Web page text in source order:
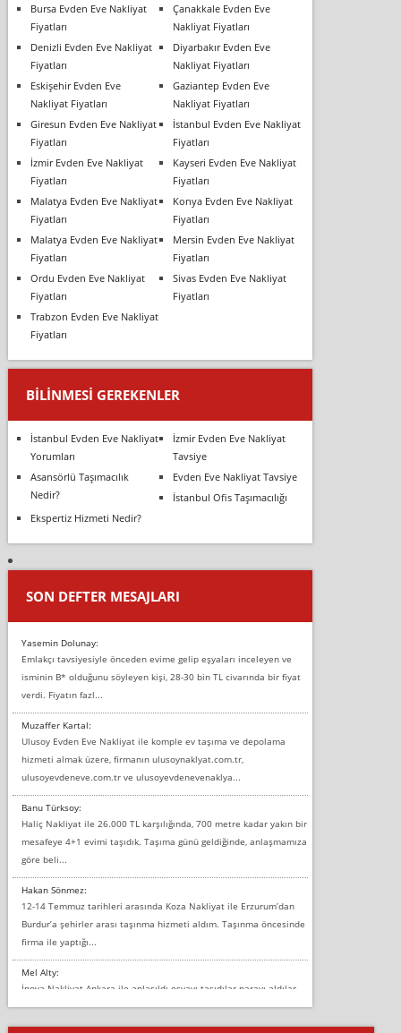
Bursa Evden Eve Nakliyat
Fiyatları
Çanakkale Evden Eve
Nakliyat Fiyatları
Denizli Evden Eve Nakliyat
Fiyatları
Diyarbakır Evden Eve
Nakliyat Fiyatları
Eskişehir Evden Eve
Nakliyat Fiyatları
Gaziantep Evden Eve
Nakliyat Fiyatları
Giresun Evden Eve Nakliyat
Fiyatları
İstanbul Evden Eve Nakliyat
Fiyatları
İzmir Evden Eve Nakliyat
Fiyatları
Kayseri Evden Eve Nakliyat
Fiyatları
Malatya Evden Eve Nakliyat
Fiyatları
Konya Evden Eve Nakliyat
Fiyatları
Malatya Evden Eve Nakliyat
Fiyatları
Mersin Evden Eve Nakliyat
Fiyatları
Ordu Evden Eve Nakliyat
Fiyatları
Sivas Evden Eve Nakliyat
Fiyatları
Trabzon Evden Eve Nakliyat
Fiyatları
BILINMESI GEREKENLER
İstanbul Evden Eve Nakliyat
Yorumları
İzmir Evden Eve Nakliyat
Tavsiye
Asansörlü Taşımacılık
Nedir?
Evden Eve Nakliyat Tavsiye
İstanbul Ofis Taşımacılığı
Ekspertiz Hizmeti Nedir?
SON DEFTER MESAJLARI
Yasemin Dolunay:
Emlakçı tavsiyesiyle önceden evime gelip eşyaları inceleyen ve
isminin B* olduğunu söyleyen kişi, 28-30 bin TL civarında bir fiyat
verdi. Fiyatın fazl...
Muzaffer Kartal:
Ulusoy Evden Eve Nakliyat ile komple ev taşıma ve depolama
hizmeti almak üzere, firmanın ulusoynaklyat.com.tr,
ulusoyevdeneve.com.tr ve ulusoyevdenevenaklya...
Banu Türksoy:
Haliç Nakliyat ile 26.000 TL karşılığında, 700 metre kadar yakın bir
mesafeye 4+1 evimi taşıdık. Taşıma günü geldiğinde, anlaşmamıza
göre beli...
Hakan Sönmez:
12-14 Temmuz tarihleri arasında Koza Nakliyat ile Erzurum’dan
Burdur’a şehirler arası taşınma hizmeti aldım. Taşınma öncesinde
firma ile yaptığı...
Mel Alty:
İnova Nakliyat Ankara ile anlaşıldı eşyayı taşıdılar parayı aldılar.
Salon duvarına bir baktım birisi boydan alüminyum renkli bantı
yapıştırm...